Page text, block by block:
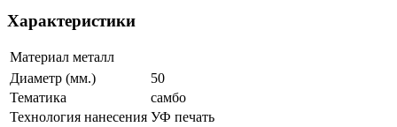
Характеристики
Материал металл
Диаметр (мм.)
50
Тематика
самбо
Технология нанесения УФ печать